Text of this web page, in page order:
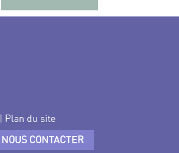
| Plan du site
NOUS CONTACTER